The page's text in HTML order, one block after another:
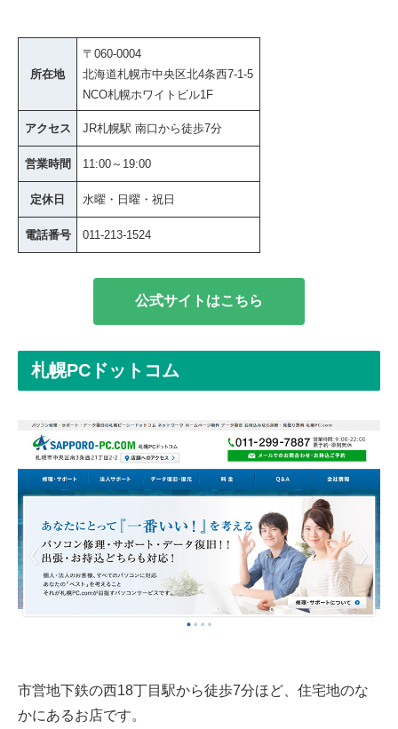
所在地
〒060-0004
北海道札幌市中央区北4条西7-1-5
NCO札幌ホワイトビル1F
アクセス JR札幌駅 南口から徒歩7分
営業時間 11:00～19:00
定休日 水曜・日曜・祝日
電話番号 011-213-1524
公式サイトはこちら
札幌PCドットコム
市営地下鉄の西18丁目駅から徒歩7分ほど、住宅地のな
かにあるお店です。